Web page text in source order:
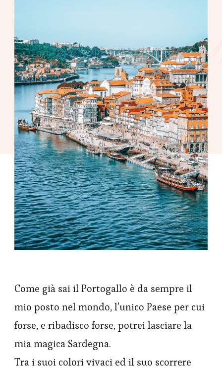
Come già sai il Portogallo è da sempre il
mio posto nel mondo, l’unico Paese per cui
forse, e ribadisco forse, potrei lasciare la
mia magica Sardegna.
Tra i suoi colori vivaci ed il suo scorrere